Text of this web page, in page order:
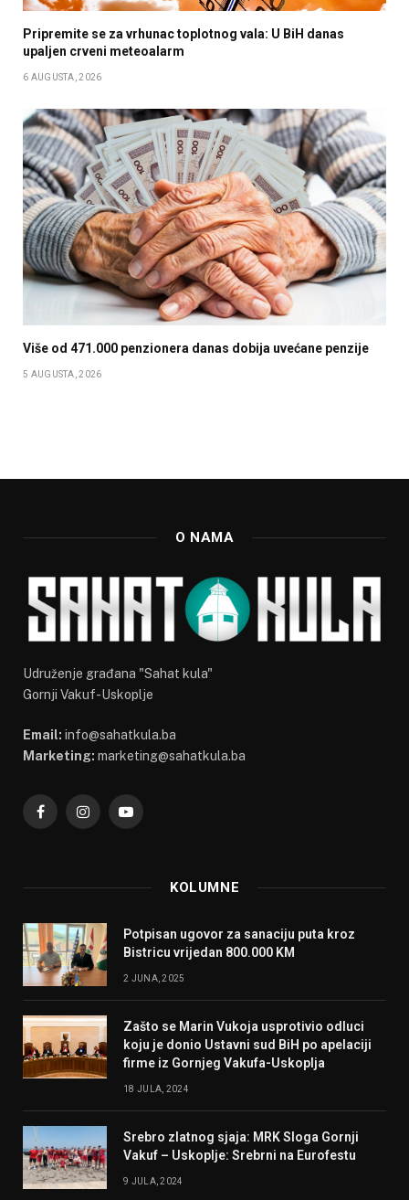
Pripremite se za vrhunac toplotnog vala: U BiH danas
upaljen crveni meteoalarm
6 AUGUSTA, 2026
Više od 471.000 penzionera danas dobija uvećane penzije
5 AUGUSTA, 2026
O NAMA
Udruženje građana "Sahat kula"
Gornji Vakuf-Uskoplje
Email: info@sahatkula.ba
Marketing: marketing@sahatkula.ba
FacebookInstagramYouTube
KOLUMNE
Potpisan ugovor za sanaciju puta kroz
Bistricu vrijedan 800.000 KM
2 JUNA, 2025
Zašto se Marin Vukoja usprotivio odluci
koju je donio Ustavni sud BiH po apelaciji
firme iz Gornjeg Vakufa-Uskoplja
18 JULA, 2024
Srebro zlatnog sjaja: MRK Sloga Gornji
Vakuf – Uskoplje: Srebrni na Eurofestu
9 JULA, 2024